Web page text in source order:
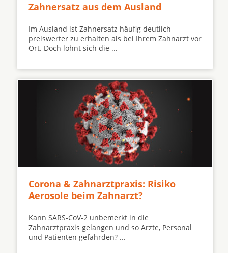
Zahnersatz aus dem Ausland
Im Ausland ist Zahnersatz häufig deutlich
preiswerter zu erhalten als bei Ihrem Zahnarzt vor
Ort. Doch lohnt sich die ...
Corona & Zahnarztpraxis: Risiko
Aerosole beim Zahnarzt?
Kann SARS-CoV-2 unbemerkt in die
Zahnarztpraxis gelangen und so Ärzte, Personal
und Patienten gefährden? ...